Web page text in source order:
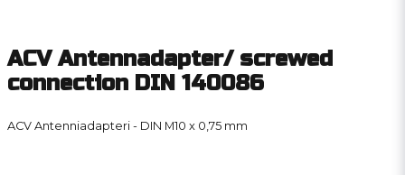
ACV Antennadapter/ screwed
connection DIN 140086
ACV Antenniadapteri - DIN M10 x 0,75 mm